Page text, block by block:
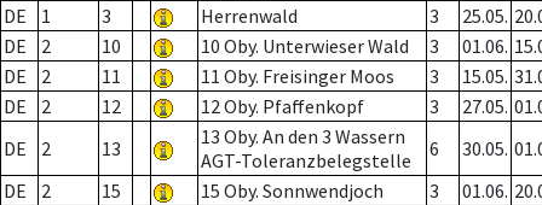
DE
1 3 Herrenwald 3 25.05.
DE
2 10 10 Oby. Unterwieser Wald 3 01.06.
DE
2 11 11 Oby. Freisinger Moos 3 15.05.
DE
2 12 12 Oby. Pfaffenkopf 3 27.05.
DE
2 13
13 Oby. An den 3 Wassern
AGT-Toleranzbelegstelle
6 30.05.
DE
2 15 15 Oby. Sonnwendjoch 3 01.06.